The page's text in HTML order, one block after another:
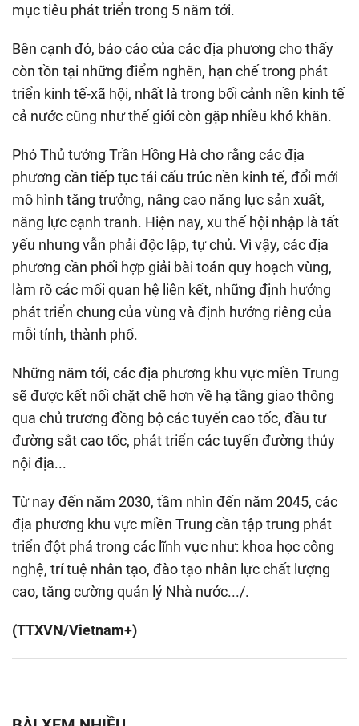
mục tiêu phát triển trong 5 năm tới.
Bên cạnh đó, báo cáo của các địa phương cho thấy
còn tồn tại những điểm nghẽn, hạn chế trong phát
triển kinh tế-xã hội, nhất là trong bối cảnh nền kinh tế
cả nước cũng như thế giới còn gặp nhiều khó khăn.
Phó Thủ tướng Trần Hồng Hà cho rằng các địa
phương cần tiếp tục tái cấu trúc nền kinh tế, đổi mới
mô hình tăng trưởng, nâng cao năng lực sản xuất,
năng lực cạnh tranh. Hiện nay, xu thế hội nhập là tất
yếu nhưng vẫn phải độc lập, tự chủ. Vì vậy, các địa
phương cần phối hợp giải bài toán quy hoạch vùng,
làm rõ các mối quan hệ liên kết, những định hướng
phát triển chung của vùng và định hướng riêng của
mỗi tỉnh, thành phố.
Những năm tới, các địa phương khu vực miền Trung
sẽ được kết nối chặt chẽ hơn về hạ tầng giao thông
qua chủ trương đồng bộ các tuyến cao tốc, đầu tư
đường sắt cao tốc, phát triển các tuyến đường thủy
nội địa...
Từ nay đến năm 2030, tầm nhìn đến năm 2045, các
địa phương khu vực miền Trung cần tập trung phát
triển đột phá trong các lĩnh vực như: khoa học công
nghệ, trí tuệ nhân tạo, đào tạo nhân lực chất lượng
cao, tăng cường quản lý Nhà nước.../.
(TTXVN/Vietnam+)